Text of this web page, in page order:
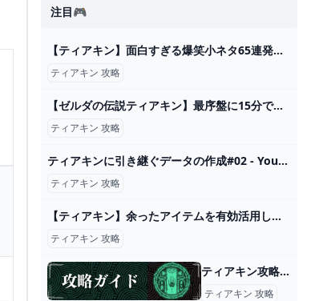
注目🎮
【ティアキン】面白すぎる爆笑小ネタ65連発【ゼルダの伝説ティアーズオブザキングダム】【総集編】【作業用】 - YouTube
ティアキン 攻略
【ゼルダの伝説ティアキン】最序盤に15分で最強装備を含む全身装備をコンプリートするルート紹介！（TotK、ティアーズオブザキングダム） - YouTube
ティアキン 攻略
ティアキンに引き継ぐデータの作成#02 - YouTube
ティアキン 攻略
【ティアキン】余ったアイテムを有効活用しよう！マモノの面白い倒し方8選【ゼルダの伝説ティアーズオブザキングダム/ティアキン】【ゆっくり解説】 - YouTube
ティアキン 攻略
ティアキン攻略｜ゼルダの伝説ティアーズオブザキングダム - 神ゲー攻略
ティアキン 攻略